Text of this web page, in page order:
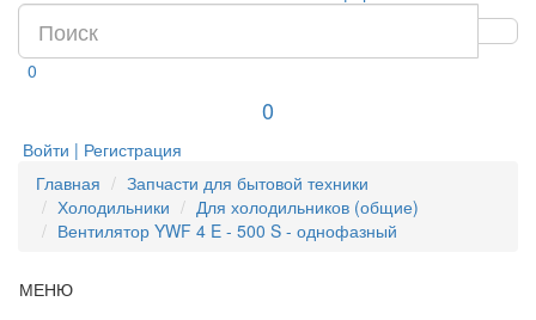
0
0
Войти | Регистрация
Главная
Запчасти для бытовой техники
Холодильники
Для холодильников (общие)
Вентилятор YWF 4 E - 500 S - однофазный
МЕНЮ